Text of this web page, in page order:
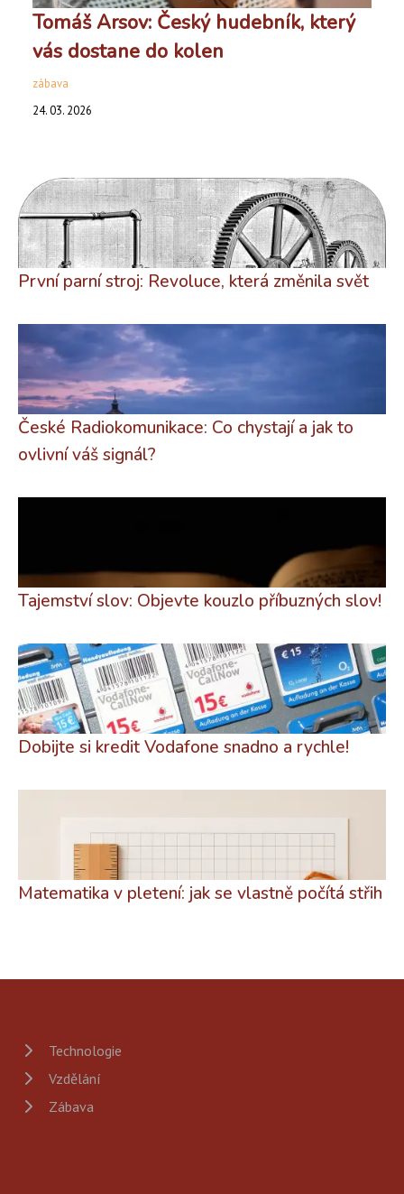
Tomáš Arsov: Český hudebník, který
vás dostane do kolen
zábava
24. 03. 2026
První parní stroj: Revoluce, která změnila svět
České Radiokomunikace: Co chystají a jak to
ovlivní váš signál?
Tajemství slov: Objevte kouzlo příbuzných slov!
Dobijte si kredit Vodafone snadno a rychle!
Matematika v pletení: jak se vlastně počítá střih
Technologie
Vzdělání
Zábava